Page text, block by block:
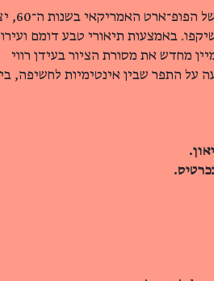
טום וֶסֶלמן (2004–1931), מדמויות המפתח
באמצעות תיאורי טבע דומם
מחדש את מסורת הציור בעידן רווי
על התפר שבין אינטימיות לחשיפה,